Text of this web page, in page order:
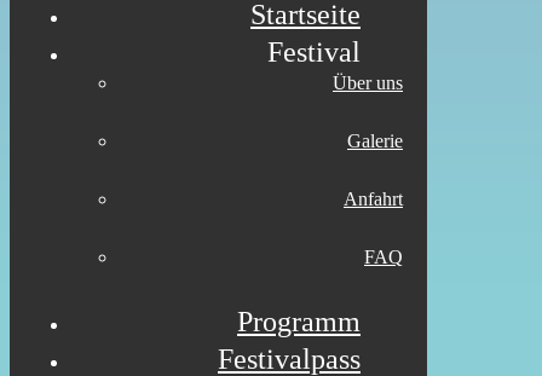
Startseite
Festival
Über uns
Galerie
Anfahrt
FAQ
Programm
Festivalpass